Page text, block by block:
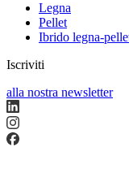
Legna
Pellet
Ibrido legna-
Iscriviti
alla nostra newsletter